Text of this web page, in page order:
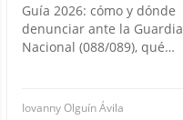
Guía 2026: cómo y dónde
denunciar ante la Guardia
Nacional (088/089), qué…
Iovanny Olguín Ávila